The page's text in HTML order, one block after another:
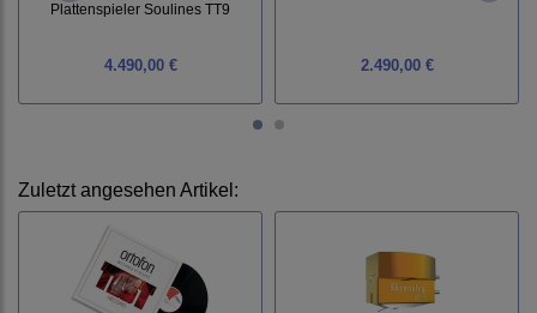
Plattenspieler Soulines TT9
4.490,00 € 2.490,00 €
Zuletzt angesehen Artikel: